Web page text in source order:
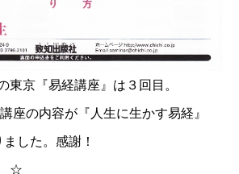
京『易経講座』は３回目。
の内容が『人生に生かす易経』
した。感謝！